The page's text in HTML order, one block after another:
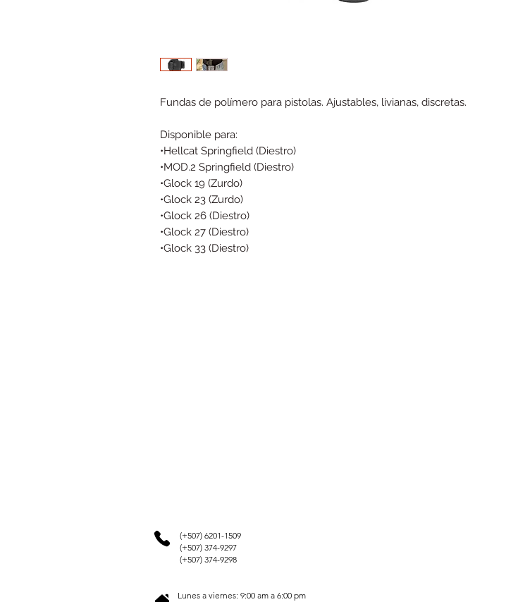
Fundas de polímero para pistolas. Ajustables, livianas, discretas.
Disponible para:
•Hellcat Springfield (Diestro)
•MOD.2 Springfield (Diestro)
•Glock 19 (Zurdo)
•Glock 23 (Zurdo)
•Glock 26 (Diestro)
•Glock 27 (Diestro)
•Glock 33 (Diestro)
(+507) 6201-1509
(+507) 374-9297
(+507) 374-9298
Lunes a viernes: 9:00 am a 6:00 pm